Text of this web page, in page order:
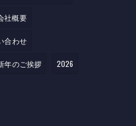
社概要
合わせ
年のご挨拶 2026